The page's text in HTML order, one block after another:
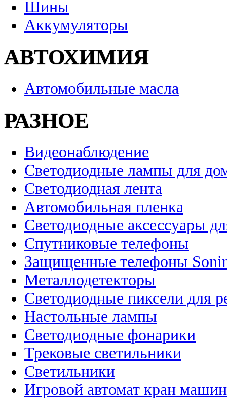
Шины
Аккумуляторы
АВТОХИМИЯ
Автомобильные масла
РАЗНОЕ
Видеонаблюдение
Светодиодные лампы для
Светодиодная лента
Автомобильная пленка
Светодиодные аксессуары
Спутниковые телефоны
Защищенные телефоны
Металлодетекторы
Светодиодные пиксели для
Настольные лампы
Светодиодные фонарики
Трековые светильники
Светильники
Игровой автомат кран